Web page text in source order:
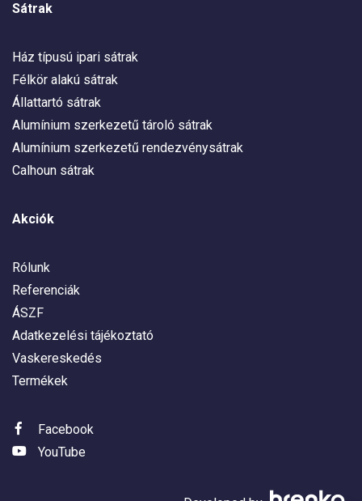
Sátrak
Ház típusú ipari sátrak
Félkör alakú sátrak
Állattartó sátrak
Alumínium szerkezetű tároló sátrak
Alumínium szerkezetű rendezvénysátrak
Calhoun sátrak
Akciók
Rólunk
Referenciák
ÁSZF
Adatkezelési tájékoztató
Vaskereskedés
Termékek
Facebook
YouTube